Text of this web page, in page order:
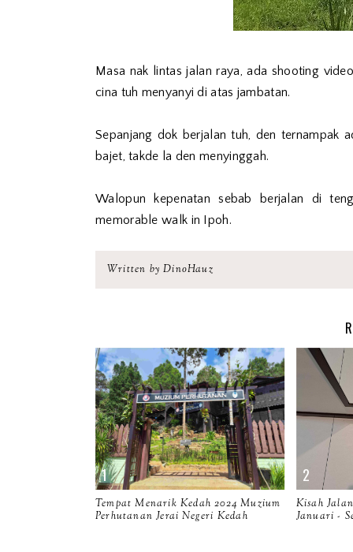
Masa nak lintas jalan raya, ada shooting
cina tuh menyanyi di atas jambatan.
Sepanjang dok berjalan tuh, den ternampak
bajet, takde la den menyinggah.
Walopun kepenatan sebab berjalan di
memorable walk in Ipoh.
Written by DinoHauz
Tempat Menarik Kedah 2024 Muzium
Perhutanan Jerai Negeri Kedah
Kisah
Januari -